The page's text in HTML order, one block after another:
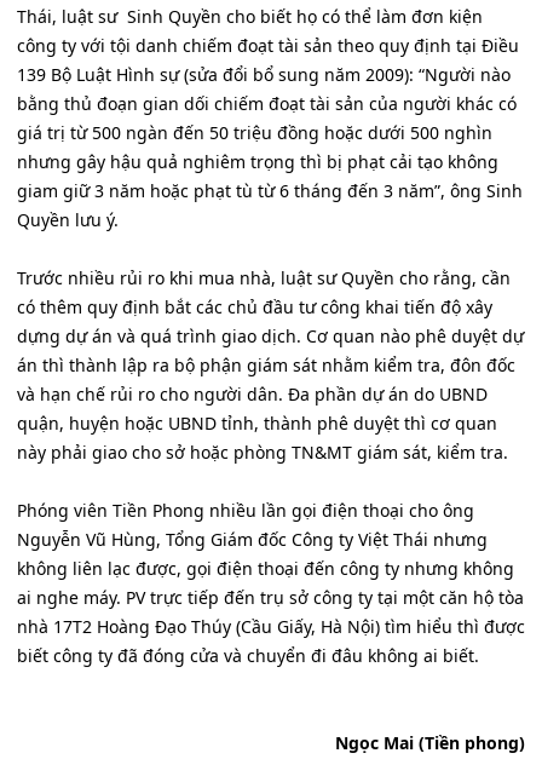
Thái, luật sư Sinh Quyền cho biết họ có thể làm đơn kiện
công ty với tội danh chiếm đoạt tài sản theo quy định tại Điều
139 Bộ Luật Hình sự (sửa đổi bổ sung năm 2009): “Người nào
bằng thủ đoạn gian dối chiếm đoạt tài sản của người khác có
giá trị từ 500 ngàn đến 50 triệu đồng hoặc dưới 500 nghìn
nhưng gây hậu quả nghiêm trọng thì bị phạt cải tạo không
giam giữ 3 năm hoặc phạt tù từ 6 tháng đến 3 năm”, ông Sinh
Quyền lưu ý.
Trước nhiều rủi ro khi mua nhà, luật sư Quyền cho rằng, cần
có thêm quy định bắt các chủ đầu tư công khai tiến độ xây
dựng dự án và quá trình giao dịch. Cơ quan nào phê duyệt dự
án thì thành lập ra bộ phận giám sát nhằm kiểm tra, đôn đốc
và hạn chế rủi ro cho người dân. Đa phần dự án do UBND
quận, huyện hoặc UBND tỉnh, thành phê duyệt thì cơ quan
này phải giao cho sở hoặc phòng TN&MT giám sát, kiểm tra.
Phóng viên Tiền Phong nhiều lần gọi điện thoại cho ông
Nguyễn Vũ Hùng, Tổng Giám đốc Công ty Việt Thái nhưng
không liên lạc được, gọi điện thoại đến công ty nhưng không
ai nghe máy. PV trực tiếp đến trụ sở công ty tại một căn hộ tòa
nhà 17T2 Hoàng Đạo Thúy (Cầu Giấy, Hà Nội) tìm hiểu thì được
biết công ty đã đóng cửa và chuyển đi đâu không ai biết.
Ngọc Mai (Tiền phong)